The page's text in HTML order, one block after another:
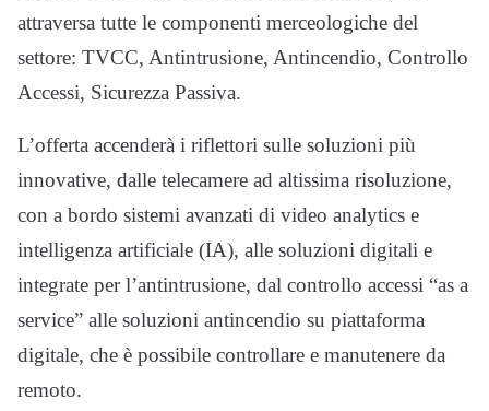
attraversa tutte le componenti merceologiche del
settore: TVCC, Antintrusione, Antincendio, Controllo
Accessi, Sicurezza Passiva.
L’offerta accenderà i riflettori sulle soluzioni più
innovative, dalle telecamere ad altissima risoluzione,
con a bordo sistemi avanzati di video analytics e
intelligenza artificiale (IA), alle soluzioni digitali e
integrate per l’antintrusione, dal controllo accessi “as a
service” alle soluzioni antincendio su piattaforma
digitale, che è possibile controllare e manutenere da
remoto.